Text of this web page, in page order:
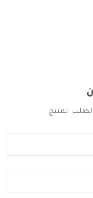
المنتج